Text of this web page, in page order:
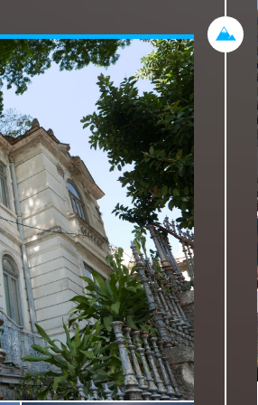
la mer est à 1
à la plage avec un peu
on est plus rassuré
sur la plage à qui
les cariocas sont très
au Brésil à cause de
faut rester vigilants et
ou dans les poches.
climatisées (en façade
vu la
sans fenêtre, il y a
(charcuterie,
genre et
fruits, fruits... le
la tourista,
à l'eau voire au
chaque jour. Tous
dans les hôtels (pas
gustatives